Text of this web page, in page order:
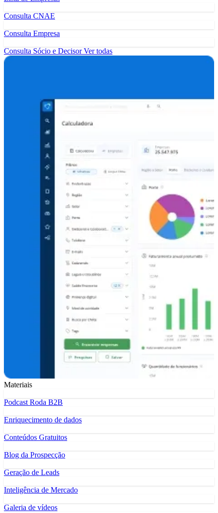
Consulta CNAE
Consulta Empresa
Consulta Sócio e DecisorVer todas
Materiais
Podcast Roda B2B
Enriquecimento de dados
Conteúdos Gratuitos
Blog da Prospecção
Geração de Leads
Inteligência de Mercado
Galeria de vídeos